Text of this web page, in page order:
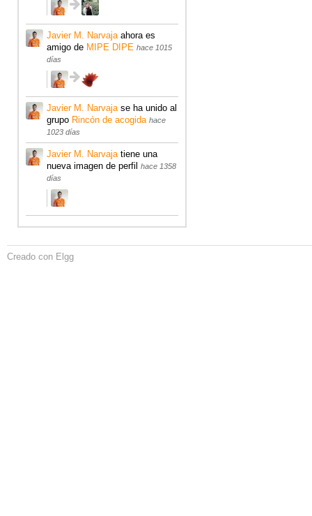
Javier M. Narvajaahora es
amigo de MIPE DIPE hace 1015
días
Javier M. Narvajase ha unido al
grupo Rincón de acogida hace
1023 días
Javier M. Narvajatiene una
nueva imagen de perfilhace 1358
días
Creado con Elgg